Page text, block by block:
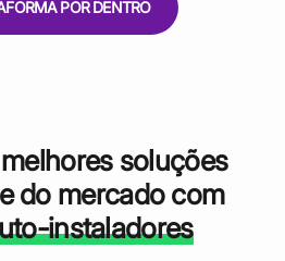
POR DENTRO
soluções
do mercado com
instaladores